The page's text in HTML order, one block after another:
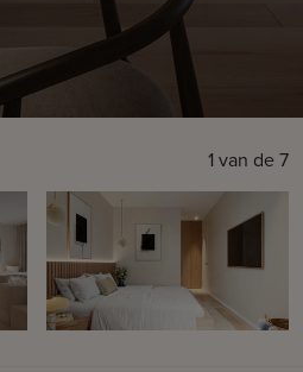
1 van de7